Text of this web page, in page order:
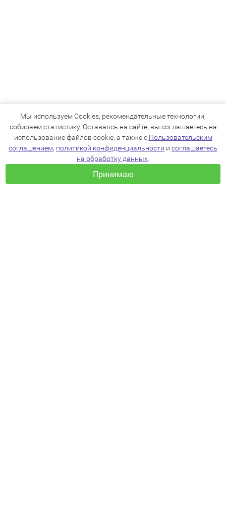
Мы используем Cookies, рекомендательные технологии,
собираем статистику. Оставаясь на сайте, вы соглашаетесь на
использование файлов cookie, а также с Пользовательским
соглашением, политикой конфиденциальности и соглашаетесь
на обработку данных
Принимаю